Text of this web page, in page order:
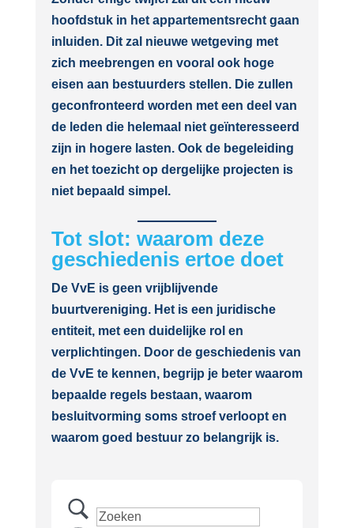
hoofdstuk in het appartementsrecht gaan
inluiden. Dit zal nieuwe wetgeving met
zich meebrengen en vooral ook hoge
eisen aan bestuurders stellen. Die zullen
geconfronteerd worden met een deel van
de leden die helemaal niet geïnteresseerd
zijn in hogere lasten. Ook de begeleiding
en het toezicht op dergelijke projecten is
niet bepaald simpel.
Tot slot: waarom deze
geschiedenis ertoe doet
De VvE is geen vrijblijvende
buurtvereniging. Het is een juridische
entiteit, met een duidelijke rol en
verplichtingen. Door de geschiedenis van
de VvE te kennen, begrijp je beter waarom
bepaalde regels bestaan, waarom
besluitvorming soms stroef verloopt en
waarom goed bestuur zo belangrijk is.